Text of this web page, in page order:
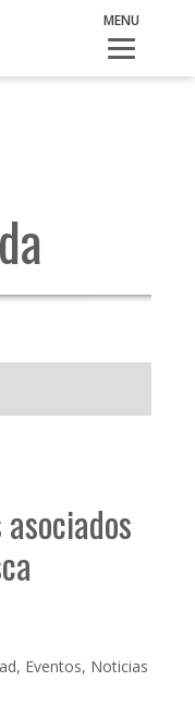
, Eventos, Noticias
MENU